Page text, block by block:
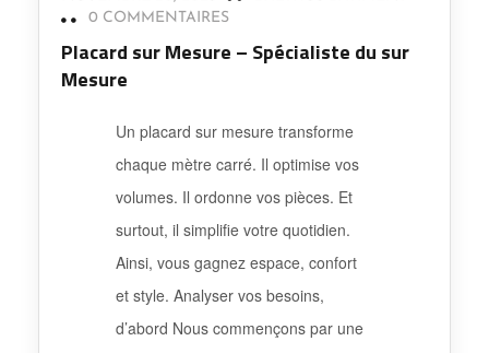
0 COMMENTAIRES
Placard sur Mesure – Spécialiste du sur
Mesure
Un placard sur mesure transforme
chaque mètre carré. Il optimise vos
volumes. Il ordonne vos pièces. Et
surtout, il simplifie votre quotidien.
Ainsi, vous gagnez espace, confort
et style. Analyser vos besoins,
d’abord Nous commençons par une